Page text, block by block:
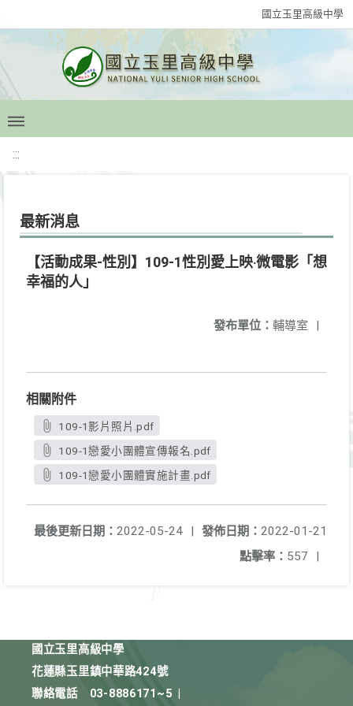
國立玉里高級中學
:::
最新消息
【活動成果-性別】109-1性別愛上映‧微電影「想
幸福的人」
發布單位： 輔導室 |
相關附件
109-1影片照片.pdf
109-1戀愛小團體宣傳報名.pdf
109-1戀愛小團體實施計畫.pdf
發佈日期： 2022-01-21
最後更新日期： 2022-05-24
|
點擊率： 557 |
國立玉里高級中學
花蓮縣玉里鎮中華路424號
聯絡電話
03-8886171~5